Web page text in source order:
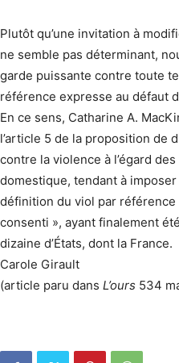
Plutôt qu’une invitation à
ne semble pas déterminant,
garde puissante contre toute
référence expresse au défaut
En ce sens, Catharine A.
l’article 5 de la proposition de
contre la violence à l’égard
domestique, tendant à
définition du viol par référence
consenti », ayant finalement
dizaine d’États, dont la France.
Carole Girault
(article paru dans L’ours 534